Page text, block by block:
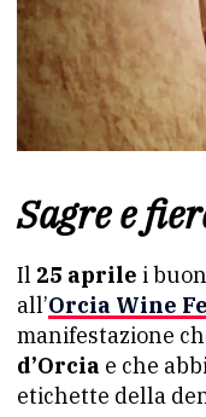
Sagre e
Il 25 aprile i
all’Orcia Wine
manifestazione
d’Orcia e che
etichette della